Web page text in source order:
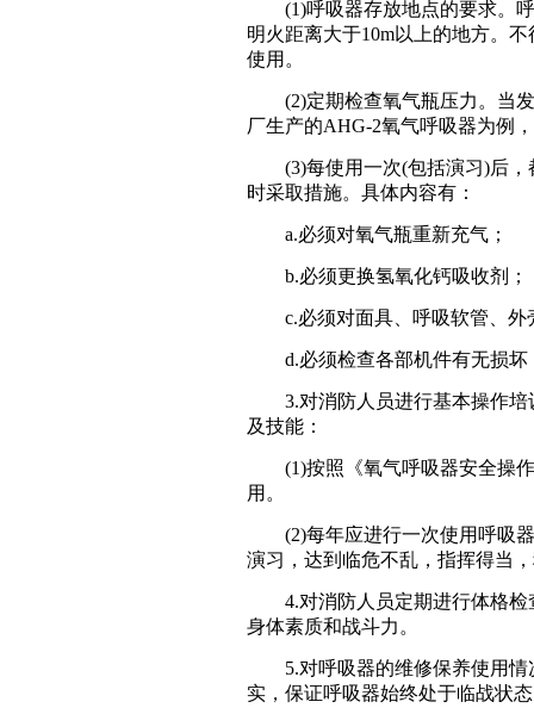
(1)呼吸器存放地点的要求。呼
明火距离大于10m以上的地方。
使用。
(2)定期检查氧气瓶压力。当发
厂生产的AHG-2氧气呼吸器为例
(3)每使用一次(包括演习)后，
时采取措施。具体内容有：
a.必须对氧气瓶重新充气；
b.必须更换氢氧化钙吸收剂；
c.必须对面具、呼吸软管、外
d.必须检查各部机件有无损坏
3.对消防人员进行基本操作培
及技能：
(1)按照《氧气呼吸器安全操作
用。
(2)每年应进行一次使用呼吸器
演习，达到临危不乱，指挥得当
4.对消防人员定期进行体格检
身体素质和战斗力。
5.对呼吸器的维修保养使用情
实，保证呼吸器始终处于临战状